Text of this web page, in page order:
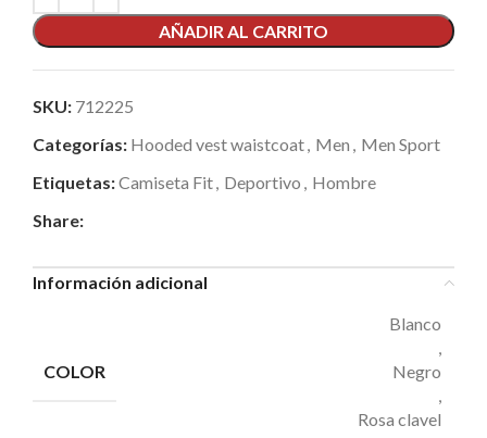
AÑADIR AL CARRITO
SKU: 712225
Categorías: Hooded vest waistcoat, Men , Men Sport
Etiquetas:Camiseta Fit, Deportivo , Hombre
Share:
Información adicional
COLOR
Blanco
,
Negro
,
Rosa clavel